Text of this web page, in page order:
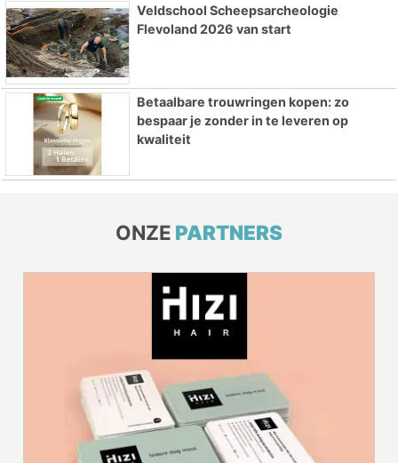
Veldschool Scheepsarcheologie
Flevoland 2026 van start
Betaalbare trouwringen kopen: zo
bespaar je zonder in te leveren op
kwaliteit
ONZE PARTNERS